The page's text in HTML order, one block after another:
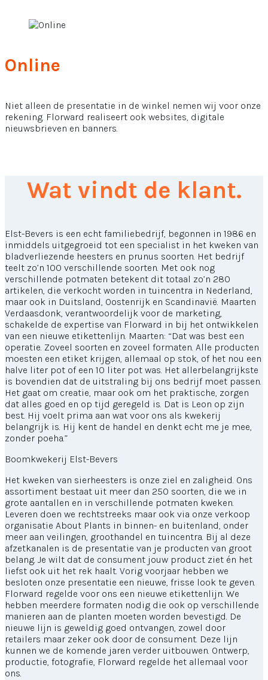
Online
Niet alleen de presentatie in de winkel nemen wij voor onze
rekening. Florward realiseert ook websites, digitale
nieuwsbrieven en banners.
Wat vindt de klant.
Elst-Bevers is een echt familiebedrijf, begonnen in 1986 en
inmiddels uitgegroeid tot een specialist in het kweken van
bladverliezende heesters en prunus soorten. Het bedrijf
teelt zo’n 100 verschillende soorten. Met ook nog
verschillende potmaten betekent dit totaal zo’n 280
artikelen, die verkocht worden in tuincentra in Nederland,
maar ook in Duitsland, Oostenrijk en Scandinavië. Maarten
Verdaasdonk, verantwoordelijk voor de marketing,
schakelde de expertise van Florward in bij het ontwikkelen
van een nieuwe etikettenlijn. Maarten: “Dat was best een
operatie. Zoveel soorten en zoveel formaten. Alle producten
moesten een etiket krijgen, allemaal op stok, of het nou een
halve liter pot of een 10 liter pot was. Het allerbelangrijkste
is bovendien dat de uitstraling bij ons bedrijf moet passen.
Het gaat om creatie, maar ook om het praktische, zorgen
dat alles goed en op tijd geregeld is. Dat is Leon op zijn
best. Hij voelt prima aan wat voor ons als kwekerij
belangrijk is. Hij kent de handel en denkt echt me je mee,
zonder poeha.”
Boomkwekerij Elst-Bevers
Het kweken van sierheesters is onze ziel en zaligheid. Ons
assortiment bestaat uit meer dan 250 soorten, die we in
grote aantallen en in verschillende potmaten kweken.
Leveren doen we rechtstreeks maar ook via onze verkoop
organisatie About Plants in binnen- en buitenland, onder
meer aan veilingen, groothandel en tuincentra. Bij al deze
afzetkanalen is de presentatie van je producten van groot
belang. Je wilt dat de consument jouw product ziet én het
liefst ook uit het rek haalt. Vorig voorjaar hebben we
besloten onze presentatie een nieuwe, frisse look te geven.
Florward regelde voor ons een nieuwe etikettenlijn. We
hebben meerdere formaten nodig die ook op verschillende
manieren aan de planten moeten worden bevestigd. De
nieuwe lijn is geweldig goed ontvangen, zowel door
retailers maar zeker ook door de consument. Deze lijn
kunnen we de komende jaren verder uitbouwen. Ontwerp,
productie, fotografie, Florward regelde het allemaal voor
ons.